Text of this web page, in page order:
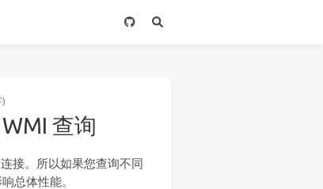
)
查询
接。所以如果您查询不同
总体性能。